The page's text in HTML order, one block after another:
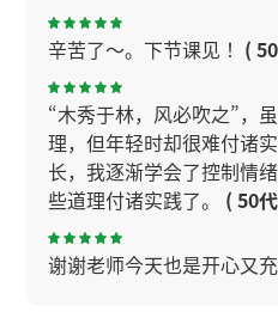
辛苦了～。下节课见！ (
“木秀于林，风必吹之”，
理，但年轻时却很难付诸
长，我逐渐学会了控制情
些道理付诸实践了。 ( 50
谢谢老师今天也是开心又